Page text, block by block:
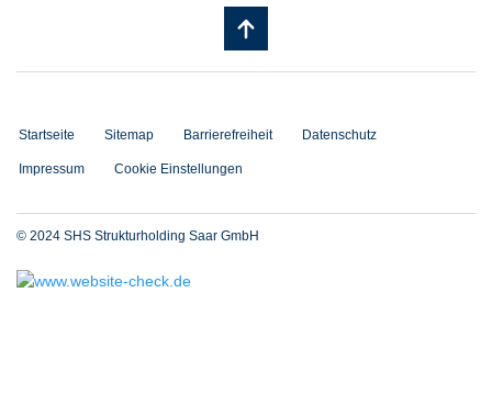
Startseite Sitemap Barrierefreiheit Datenschutz
Impressum Cookie Einstellungen
© 2024 SHS Strukturholding Saar GmbH